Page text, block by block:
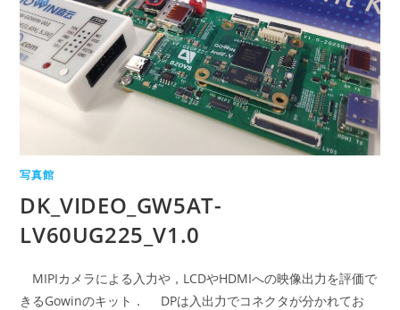
写真館
DK_VIDEO_GW5AT-
LV60UG225_V1.0
MIPIカメラによる入力や，LCDやHDMIへの映像出力を評価で
きるGowinのキット． DPは入出力でコネクタが分かれてお